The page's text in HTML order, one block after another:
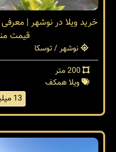
خرید ویلا در نوشهر |
قیمت
نوشهر / توسکا
ویلا همکف
13 میلیارد